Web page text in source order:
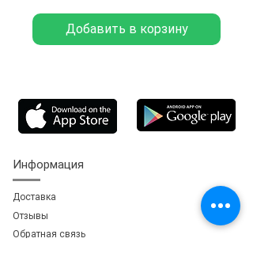
Добавить в корзину
Информация
Доставка
Отзывы
Обратная связь